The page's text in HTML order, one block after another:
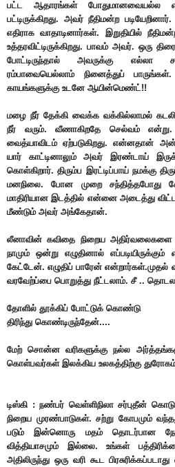
பட்ட ஆதாரங்கள் போதுமானவையல்ல
பட்டிருக்கிறது. அவர் நீதிமன்ற
எதிராக வாதாடினார்கள். இறுதியில்
உத்தரவிட்டிருக்கிறது. பாவம் அவர். ஒரு
போட்டிருந்தால் அவருக்கு எல்லா
ரம்பாவையெல்லாம் நினைத்துப்
காயங்களுக்கு உடனே ஆயின்மெண்ட்!!
மழை நீர் தேக்கி வைக்க வக்கில்லாமல்
நீர் வரும். வீணாகிறதே செல்வம்
வைத்யாவிடம் ஏற்படுகிறது. என்னதான்
யார் காட்டினாலும் அவர் இரண்டாய்
கொள்கிறார். திரும்ப இரட்டிப்பாய் நமக்கு
மனநிலை. போன முறை சந்தித்தபோது
மாதிரியான இடத்தில் என்னை அடைத்து
மீண்டும் அவர் அங்கேதான்.
லீனாவின் கவிதை நிறைய அதிர்வலைகளை
நாமும் ஒன்று எழுதினால்
கேட்டேன். எழுதிப் பாரேன் என்றார்கள்.முதல்
வரவேற்ப்பை பொறுத்து நீட்டலாம். சீ ..
தோளில் தூக்கிப் போட்டுக் கொண்டு
திரிந்து கொண்டிருந்தேன்....
மேற் சொன்ன வரிகளுக்கு நல்ல
கொள்பவர்கள் இலக்கிய உலகத்திற்கு
டிஸ்கி : நண்பர் வெள்ளிநிலா சர்புதீன்
நிறைய முரண்பாடுகள். சற்று கோபமும்
படும் இன்னொரு மதம் தொடர்பான
வித்தியாசமும் இல்லை. உங்கள்
அதிலிருந்து ஒரு வரி கூட